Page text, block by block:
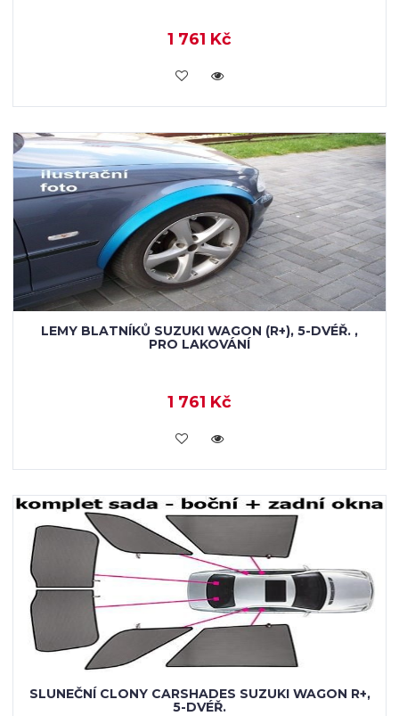
1 761 Kč
KOUPIT
LEMY BLATNÍKŮ SUZUKI WAGON (R+), 5-DVÉŘ. ,
PRO LAKOVÁNÍ
1 761 Kč
KOUPIT
SLUNEČNÍ CLONY CARSHADES SUZUKI WAGON R+,
5-DVÉŘ.